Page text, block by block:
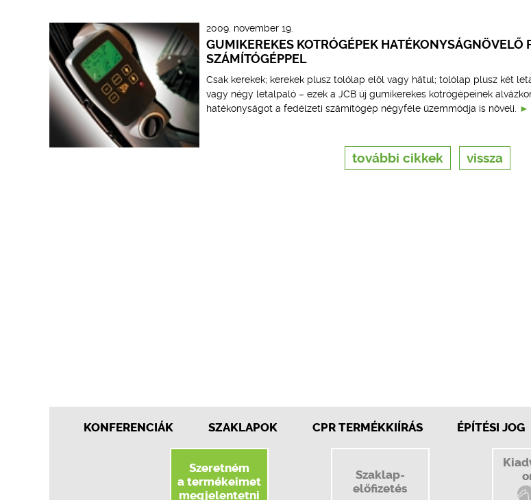
2009. november 19.
GUMIKEREKES KOTRÓGÉPEK HATÉKONYSÁGNÖVELŐ
SZÁMÍTÓGÉPPEL
Csak kerekek; kerekek plusz tolólap elöl vagy hátul; tolólap plusz két
vagy négy letalpaló – ezek a JCB új gumikerekes kotrógépeinek
hatékonyságot a fedélzeti számítógép négyféle üzemmódja is növeli.
további cikkek vissza
KONFERENCIÁK SZAKLAPOK CPR TERMÉKKIÍRÁS ÉPÍTÉSI JOG
Szeretném
a termékeimet
megjelentetni
Szaklap-
előfizetés